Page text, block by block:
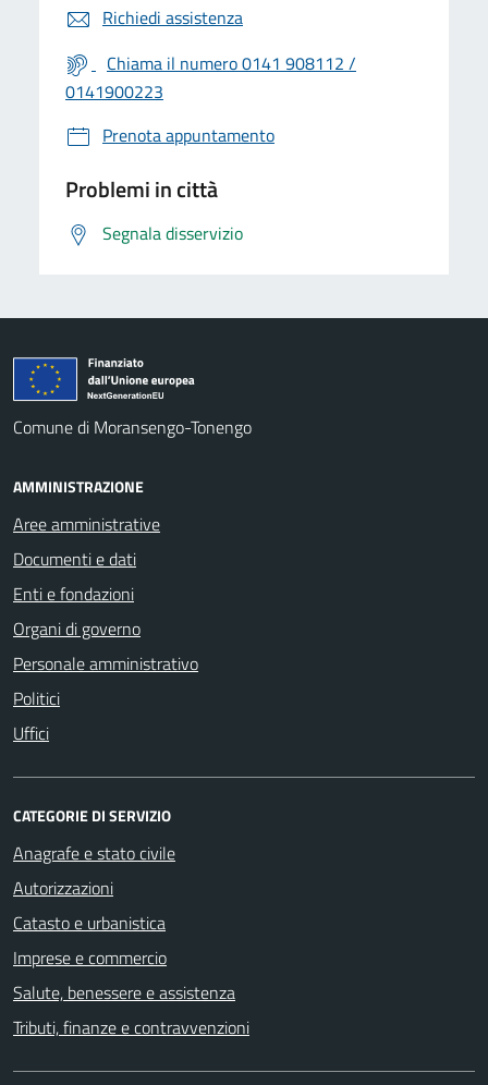
Richiedi assistenza
Chiama il numero 0141 908112 /
0141900223
Prenota appuntamento
Problemi in città
Segnala disservizio
Comune di Moransengo-Tonengo
AMMINISTRAZIONE
Aree amministrative
Documenti e dati
Enti e fondazioni
Organi di governo
Personale amministrativo
Politici
Uffici
CATEGORIE DI SERVIZIO
Anagrafe e stato civile
Autorizzazioni
Catasto e urbanistica
Imprese e commercio
Salute, benessere e assistenza
Tributi, finanze e contravvenzioni